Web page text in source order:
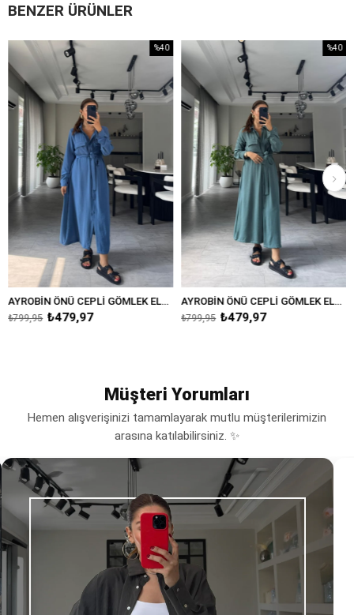
BENZER ÜRÜNLER
AYROBİN ÖNÜ CEPLİ GÖMLEK ELBİSE/8239 AYROBİN ÖNÜ CEPLİ GÖMLEK ELBİSE/8239
₺479,97
V YAKA
Müşteri Yorumları
Hemen alışverişinizi tamamlayarak mutlu müşterilerimizin
arasına katılabilirsiniz. ✨